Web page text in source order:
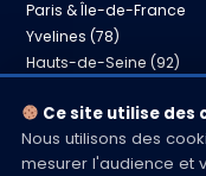
Paris & Île-de-France
Yvelines (78)
Hauts-de-Seine (92)
Ce site utilise des
Nous utilisons des
mesurer l'audience et